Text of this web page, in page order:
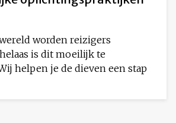
worden reizigers
is dit moeilijk te
helpen je de dieven een stap